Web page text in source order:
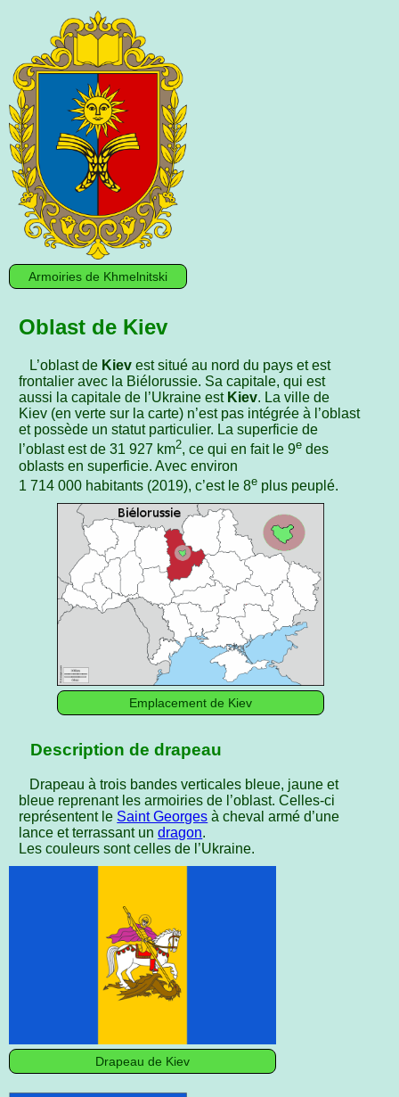
Armoiries de Khmelnitski
Oblast de Kiev
L’oblast de Kievest situé au nord du pays et est
frontalier avec la Biélorussie. Sa capitale, qui est
aussi la capitale de l’Ukraine est Kiev. La ville de
Kiev (en verte sur la carte) n’est pas intégrée à l’oblast
et possède un statut particulier. La superficie de
l’oblast est de 31 927 km2, ce qui en fait le 9e des
oblasts en superficie. Avec environ
1 714 000 habitants (2019), c’est le 8e plus peuplé.
Emplacement de Kiev
Description de drapeau
Drapeau à trois bandes verticales bleue, jaune et
bleue reprenant les armoiries de l’oblast. Celles-ci
représentent le Saint Georges à cheval armé d’une
lance et terrassant undragon.
Les couleurs sont celles de l’Ukraine.
Drapeau de Kiev